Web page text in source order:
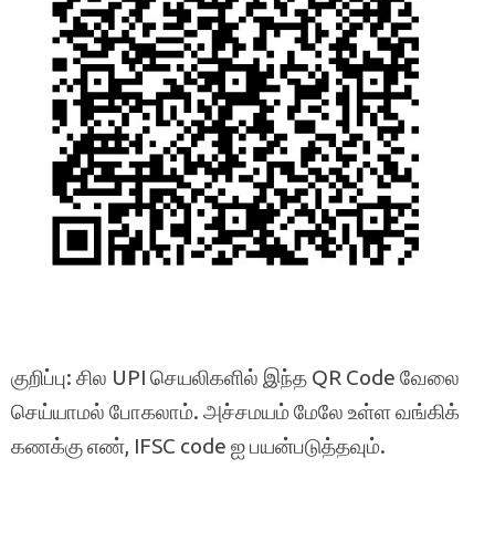
குறிப்பு: சில UPI செயலிகளில் இந்த QR Code வேலை
செய்யாமல் போகலாம். அச்சமயம் மேலே உள்ள வங்கிக்
கணக்கு எண், IFSC code ஐ பயன்படுத்தவும்.